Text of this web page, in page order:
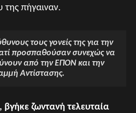
πήγαιναν.
τους γονείς της για την
προσπαθούσαν συνεχώς να
από την ΕΠΟΝ και την
Αντίστασης.
ζωντανή τελευταία